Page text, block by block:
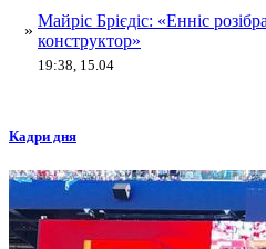
»
Майріс Брієдіс: «Енніс
конструктор»
19:38, 15.04
Кадри дня